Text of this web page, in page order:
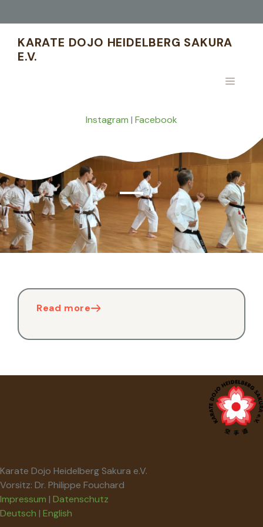
KARATE DOJO HEIDELBERG SAKURA
E.V.
MENÜ
Instagram | Facebook
Read more
Karate Dojo Heidelberg Sakura e.V.
Vorsitz: Dr. Philippe Fouchard
Impressum | Datenschutz
Deutsch | English